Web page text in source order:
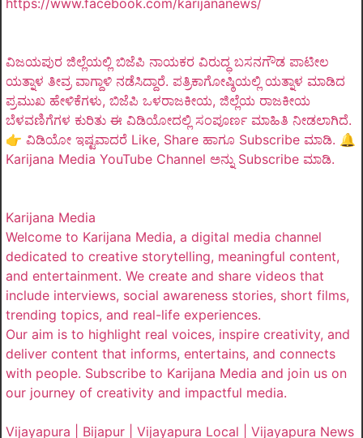
ವಿಜಯಪುರ ಜಿಲ್ಲೆಯಲ್ಲಿ ಬಿಜೆಪಿ ನಾಯಕರ ವಿರುದ್ಧ ಬಸನಗೌಡ ಪಾಟೀಲ
ಯತ್ನಾಳ ತೀವ್ರ ವಾಗ್ದಾಳಿ ನಡೆಸಿದ್ದಾರೆ. ಪತ್ರಿಕಾಗೋಷ್ಠಿಯಲ್ಲಿ ಯತ್ನಾಳ ಮಾಡಿದ
ಪ್ರಮುಖ ಹೇಳಿಕೆಗಳು, ಬಿಜೆಪಿ ಒಳರಾಜಕೀಯ, ಜಿಲ್ಲೆಯ ರಾಜಕೀಯ
ಬೆಳವಣಿಗೆಗಳ ಕುರಿತು ಈ ವಿಡಿಯೋದಲ್ಲಿ ಸಂಪೂರ್ಣ ಮಾಹಿತಿ ನೀಡಲಾಗಿದೆ.
👉 ವಿಡಿಯೋ ಇಷ್ಟವಾದರೆ Like, Share ಹಾಗೂ Subscribe ಮಾಡಿ. 🔔
Karijana Media YouTube Channel ಅನ್ನು Subscribe ಮಾಡಿ.
Karijana Media
Welcome to Karijana Media, a digital media channel
dedicated to creative storytelling, meaningful content,
and entertainment. We create and share videos that
include interviews, social awareness stories, short films,
trending topics, and real-life experiences.
Our aim is to highlight real voices, inspire creativity, and
deliver content that informs, entertains, and connects
with people. Subscribe to Karijana Media and join us on
our journey of creativity and impactful media.
Vijayapura | Bijapur | Vijayapura Local | Vijayapura News